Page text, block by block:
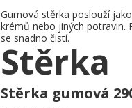
Gumová stěrka poslouží
krémů nebo jiných potravin.
se snadno čistí.
Stěrka
Stěrka gumová